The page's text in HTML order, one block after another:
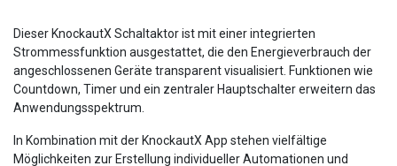
Dieser KnockautX Schaltaktor ist mit einer integrierten
Strommessfunktion ausgestattet, die den Energieverbrauch der
angeschlossenen Geräte transparent visualisiert. Funktionen wie
Countdown, Timer und ein zentraler Hauptschalter erweitern das
Anwendungsspektrum.
In Kombination mit der KnockautX App stehen vielfältige
Möglichkeiten zur Erstellung individueller Automationen und